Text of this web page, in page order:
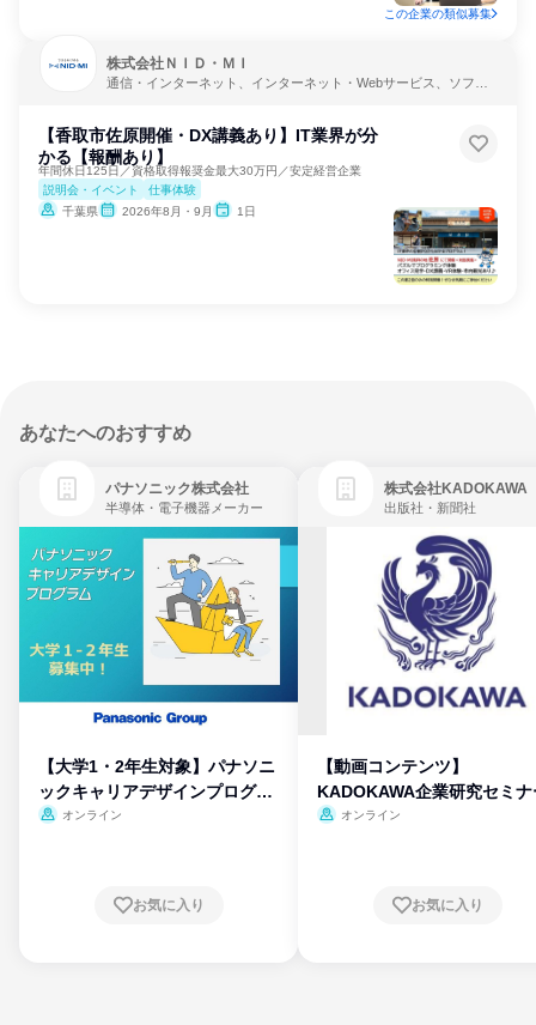
この企業の類似募集
株式会社ＮＩＤ・ＭＩ
通信・インターネット、インターネット・Webサービス、ソフト
【香取市佐原開催・DX講義あり】IT業界が分
かる【報酬あり】
年間休日125日／資格取得報奨金最大30万円／安定経営企業
説明会・イベント
仕事体験
千葉県
2026年8月・9月 1日
あなたへのおすすめ
パナソニック株式会社
半導体・電子機器メーカー
【大学1・2年生対象】パナソニ
ックキャリアデザインプログラ
ム
オンライン
お気に入り
株式会社KADOKAWA
出版社・新聞社
【動画コンテンツ】
KADOKAWA企業研究セミナ
オンライン
お気に入り